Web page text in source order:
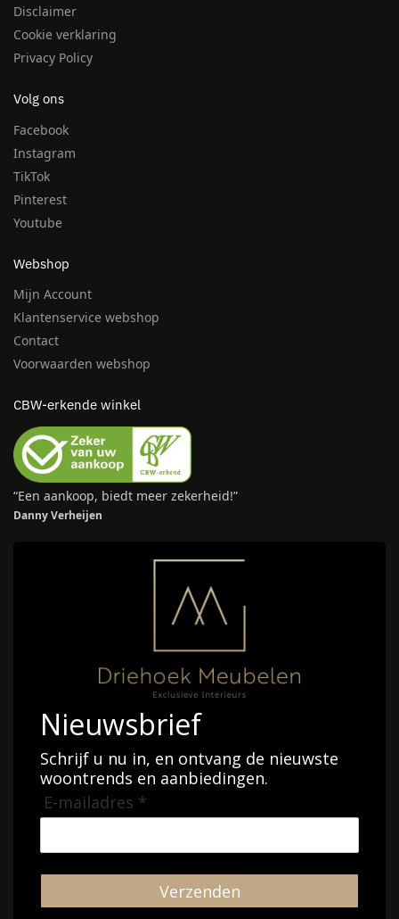
Disclaimer
Cookie verklaring
Privacy Policy
Volg ons
Facebook
Instagram
TikTok
Pinterest
Youtube
Webshop
Mijn Account
Klantenservice webshop
Contact
Voorwaarden webshop
CBW-erkende winkel
“Een aankoop, biedt meer zekerheid!”
Danny Verheijen
Nieuwsbrief
Schrijf u nu in, en ontvang de nieuwste
woontrends en aanbiedingen.
E-mailadres *
Verzenden